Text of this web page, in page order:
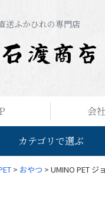
送ふかひれの専門店
会
カテゴリで選ぶ
おやつ UMINO PET ジ